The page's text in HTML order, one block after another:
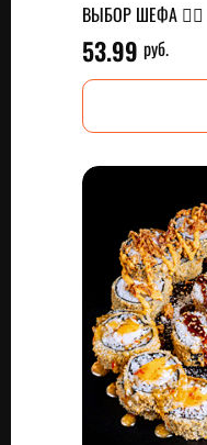
ВЫБОР ШЕФА 👌🏼
53.99 руб.